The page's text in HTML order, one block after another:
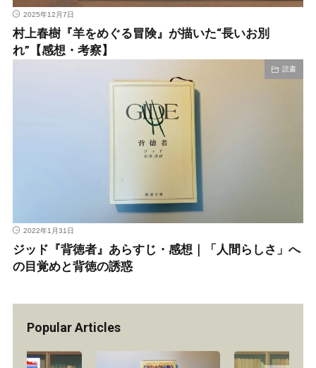
2025年12月7日
村上春樹『羊をめぐる冒険』が描いた“長いお別
れ”【感想・考察】
読書
2022年1月31日
ジッド『背徳者』あらすじ・感想｜「人間らしさ」へ
の目覚めと背徳の誘惑
Popular Articles